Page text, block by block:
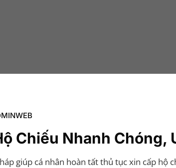
Chiếu Nhanh Chóng,
giúp cá nhân hoàn tất thủ tục xin cấp hộ